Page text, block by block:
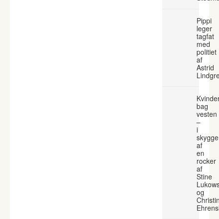
Pippi
leger
tagfat
med
politiet
af
Astrid
bag
vesten
–
i
af
en
rocker
af
Stine
og